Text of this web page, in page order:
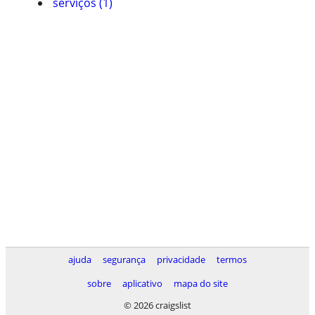
ajuda segurança privacidade
termos
sobre
aplicativo
mapa do site
© 2026 craigslist